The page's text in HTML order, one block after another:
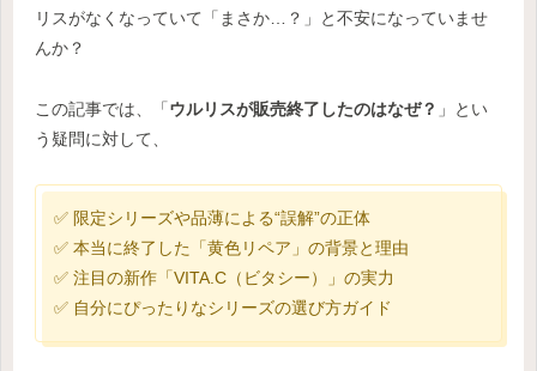
リスがなくなっていて「まさか…？」と不安になっていませ
んか？
この記事では、「ウルリスが販売終了したのはなぜ？ 」とい
う疑問に対して、
✅ 限定シリーズや品薄による“誤解”の正体
✅ 本当に終了した「黄色リペア」の背景と理由
✅ 注目の新作「VITA.C（ビタシー）」の実力
✅ 自分にぴったりなシリーズの選び方ガイド